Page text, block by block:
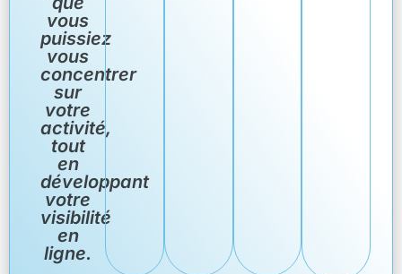
vous
puissiez
vous
concentrer
sur
votre
activité,
tout
en
développant
votre
visibilité
en
ligne.